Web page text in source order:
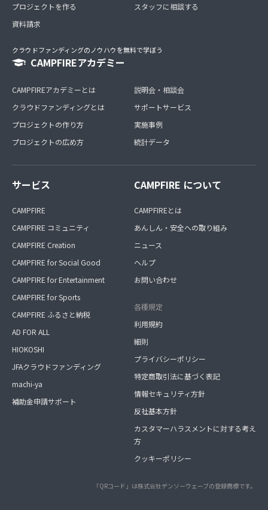
プロジェクトを作る
資料請求
スタッフに相談する
クラウドファンディングのノウハウを無料で学ぼう
CAMPFIREアカデミー
CAMPFIREアカデミーとは
クラウドファンディングとは
プロジェクトの作り方
プロジェクトの広め方
説明会・相談会
サポートサービス
実施事例
統計データ
サービス
CAMPFIRE
CAMPFIRE コミュニティ
CAMPFIRE Creation
CAMPFIRE for Social Good
CAMPFIRE for Entertainment
CAMPFIRE for Sports
CAMPFIRE ふるさと納税
AD FOR ALL
HIOKOSHI
JFAクラウドファンディング
machi-ya
補助金申請サポート
CAMPFIRE について
CAMPFIREとは
あんしん・安全への取り組み
ニュース
ヘルプ
お問い合わせ
各種規定
利用規約
細則
プライバシーポリシー
特定商取引法に基づく表記
情報セキュリティ方針
反社基本方針
カスタマーハラスメントに対する考え
方
クッキーポリシー
「QRコード」は株式会社デンソーウェーブの登録商標です。